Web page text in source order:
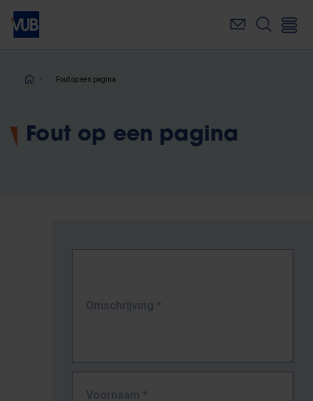
Overslaan
naar
inhoudKruimelpad
Fout op een pagina
Fout op een pagina
Omschrijving *
Voornaam *